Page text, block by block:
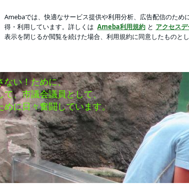
ール当てられ逆ギレの親
「田舎での子育て」
ない！ために、
て、市議会議員として、
めに日々奮闘しています。